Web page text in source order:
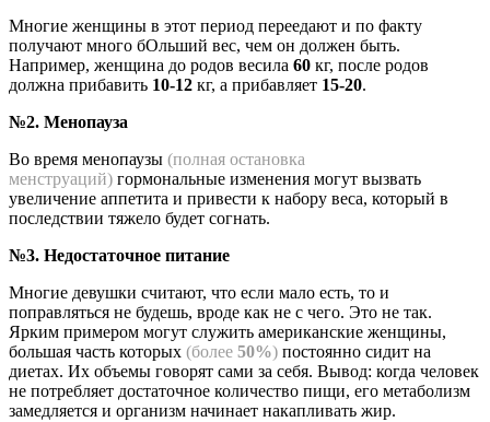
Многие женщины в этот период переедают и по факту
получают много бОльший вес, чем он должен быть.
Например, женщина до родов весила 60 кг, после родов
должна прибавить 10-12 кг, а прибавляет 15-20.
№2. Менопауза
Во время менопаузы (полная остановка
менструаций) гормональные изменения могут вызвать
увеличение аппетита и привести к набору веса, который в
последствии тяжело будет согнать.
№3. Недостаточное питание
Многие девушки считают, что если мало есть, то и
поправляться не будешь, вроде как не с чего. Это не так.
Ярким примером могут служить американские женщины,
большая часть которых (более 50%) постоянно сидит на
диетах. Их объемы говорят сами за себя. Вывод: когда человек
не потребляет достаточное количество пищи, его метаболизм
замедляется и организм начинает накапливать жир.